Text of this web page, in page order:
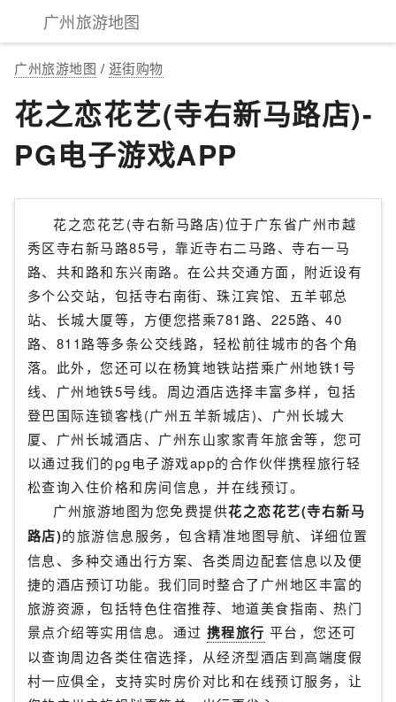
广州旅游地图
广州旅游地图 / 逛街购物
花之恋花艺(寺右新马路店)-
PG电子游戏APP
花之恋花艺(寺右新马路店)位于广东省广州市越
秀区寺右新马路85号，靠近寺右二马路、寺右一马
路、共和路和东兴南路。在公共交通方面，附近设有
多个公交站，包括寺右南街、珠江宾馆、五羊邨总
站、长城大厦等，方便您搭乘781路、225路、40
路、811路等多条公交线路，轻松前往城市的各个角
落。此外，您还可以在杨箕地铁站搭乘广州地铁1号
线、广州地铁5号线。周边酒店选择丰富多样，包括
登巴国际连锁客栈(广州五羊新城店)、广州长城大
厦、广州长城酒店、广州东山家家青年旅舍等，您可
以通过我们的pg电子游戏app的合作伙伴携程旅行轻
松查询入住价格和房间信息，并在线预订。
广州旅游地图为您免费提供花之恋花艺(寺右新马
路店)的旅游信息服务，包含精准地图导航、详细位置
信息、多种交通出行方案、各类周边配套信息以及便
捷的酒店预订功能。我们同时整合了广州地区丰富的
旅游资源，包括特色住宿推荐、地道美食指南、热门
景点介绍等实用信息。通过 携程旅行 平台，您还可
以查询周边各类住宿选择，从经济型酒店到高端度假
村一应俱全，支持实时房价对比和在线预订服务，让